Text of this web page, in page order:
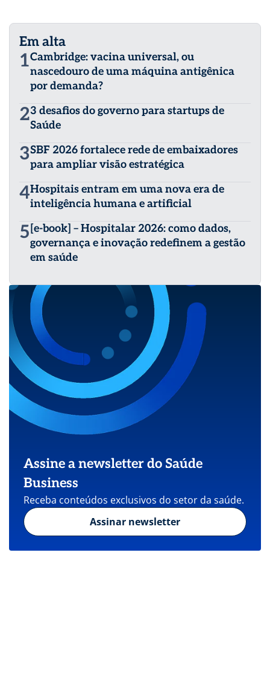
Em alta
1Cambridge: vacina universal, ou
nascedouro de uma máquina antigênica
por demanda?
23 desafios do governo para startups de
Saúde
3SBF 2026 fortalece rede de embaixadores
para ampliar visão estratégica
4Hospitais entram em uma nova era de
inteligência humana e artificial
5 [e-book] – Hospitalar 2026: como dados,
governança e inovação redefinem a gestão
em saúde
Assine a newsletter do Saúde
Business
Receba conteúdos exclusivos do setor da saúde.
Assinar newsletter